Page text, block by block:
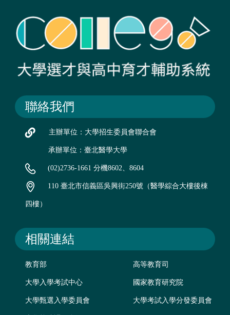
聯絡我們
主辦單位：大學招生委員會聯合會
承辦單位：臺北醫學大學
(02)2736-1661 分機8602、8604
110 臺北市信義區吳興街250號（醫學綜合大樓後棟
四樓）
相關連結
教育部 高等教育司
大學入學考試中心 國家教育研究院
大學甄選入學委員會 大學考試入學分發委員會